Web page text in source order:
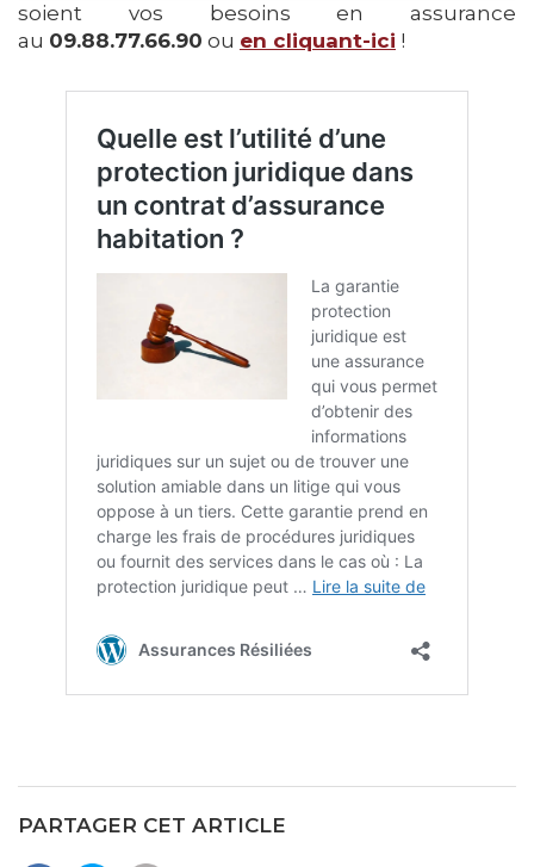
soient vos besoins en assurance
au 09.88.77.66.90 ou en cliquant-ici !
PARTAGER CET ARTICLE